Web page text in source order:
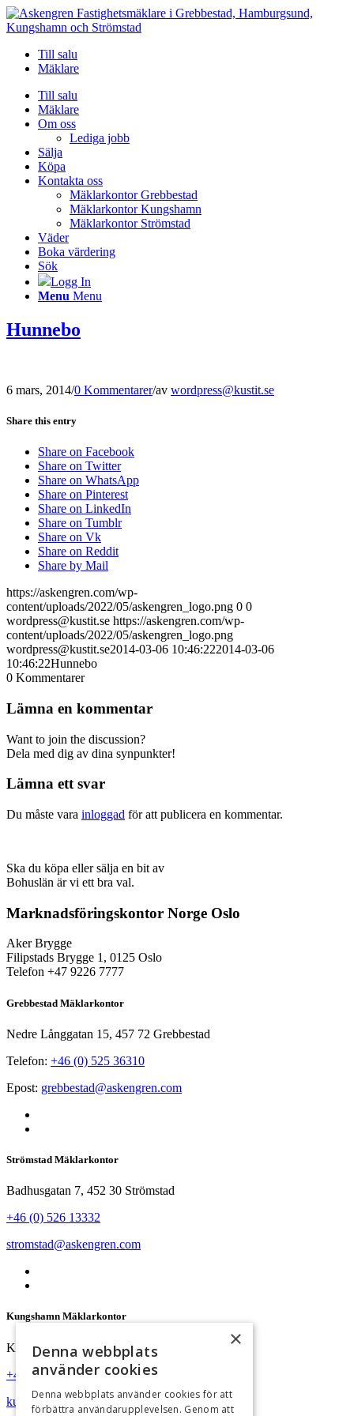
Till salu
Mäklare
Till salu
Mäklare
Om oss
Lediga jobb
Sälja
Köpa
Kontakta oss
Mäklarkontor Grebbestad
Mäklarkontor Kungshamn
Mäklarkontor Strömstad
Väder
Boka värdering
Sök
Logg In
Menu Menu
Hunnebo
6 mars, 2014/0 Kommentarer/av wordpress@kustit.se
Share this entry
Share on Facebook
Share on Twitter
Share on WhatsApp
Share on Pinterest
Share on LinkedIn
Share on Tumblr
Share on Vk
Share on Reddit
Share by Mail
https://askengren.com/wp-
content/uploads/2022/05/askengren_logo.png 0 0
wordpress@kustit.se https://askengren.com/wp-
content/uploads/2022/05/askengren_logo.png
wordpress@kustit.se2014-03-06 10:46:222014-03-06
10:46:22Hunnebo
0 Kommentarer
Lämna en kommentar
Want to join the discussion?
Dela med dig av dina synpunkter!
Lämna ett svar
Du måste vara inloggad för att publicera en kommentar.
Ska du köpa eller sälja en bit av
Bohuslän är vi ett bra val.
Marknadsföringskontor Norge Oslo
Aker Brygge
Filipstads Brygge 1, 0125 Oslo
Telefon +47 9226 7777
Grebbestad Mäklarkontor
Nedre Långgatan 15, 457 72 Grebbestad
Telefon: +46 (0) 525 36310
Epost: grebbestad@askengren.com
Strömstad Mäklarkontor
Badhusgatan 7, 452 30 Strömstad
+46 (0) 526 13332
stromstad@askengren.com
Kungshamn Mäklarkontor
Köpmanstorget 5, 456 31 Kungshamn
+46 (0) 523 37500
kungshamn@askengren.com
×
Denna webbplats
använder cookies
Denna webbplats använder cookies för att
förbättra användarupplevelsen. Genom att